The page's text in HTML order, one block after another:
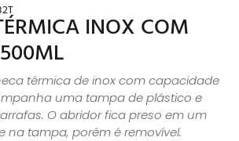
INOX COM
térmica de inox com capacidade
uma tampa de plástico e
O abridor fica preso em um
na tampa, porém é removível.